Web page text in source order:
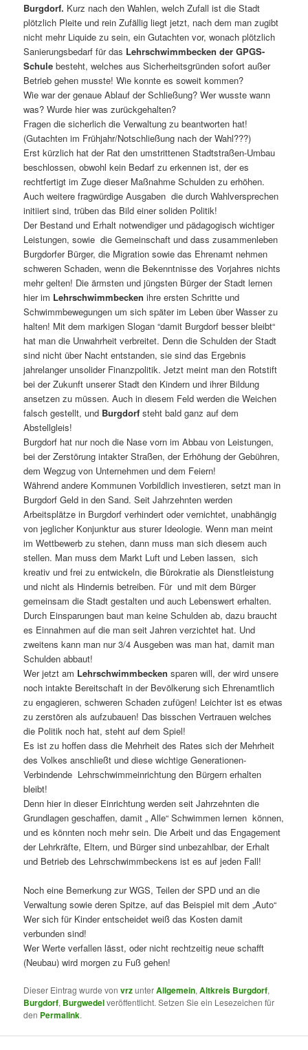
Burgdorf. Kurz nach den Wahlen, welch Zufall ist die Stadt
plötzlich Pleite und rein Zufällig liegt jetzt, nach dem man zugibt
nicht mehr Liquide zu sein, ein Gutachten vor, wonach plötzlich
Sanierungsbedarf für das Lehrschwimmbecken der GPGS-
Schule besteht, welches aus Sicherheitsgründen sofort außer
Betrieb gehen musste! Wie konnte es soweit kommen?
Wie war der genaue Ablauf der Schließung? Wer wusste wann
was? Wurde hier was zurückgehalten?
Fragen die sicherlich die Verwaltung zu beantworten hat!
(Gutachten im Frühjahr/Notschließung nach der Wahl???)
Erst kürzlich hat der Rat den umstrittenen Stadtstraßen-Umbau
beschlossen, obwohl kein Bedarf zu erkennen ist, der es
rechtfertigt im Zuge dieser Maßnahme Schulden zu erhöhen.
Auch weitere fragwürdige Ausgaben die durch Wahlversprechen
initiiert sind, trüben das Bild einer soliden Politik!
Der Bestand und Erhalt notwendiger und pädagogisch wichtiger
Leistungen, sowie die Gemeinschaft und dass zusammenleben
Burgdorfer Bürger, die Migration sowie das Ehrenamt nehmen
schweren Schaden, wenn die Bekenntnisse des Vorjahres nichts
mehr gelten! Die ärmsten und jüngsten Bürger der Stadt lernen
hier im Lehrschwimmbecken ihre ersten Schritte und
Schwimmbewegungen um sich später im Leben über Wasser zu
halten! Mit dem markigen Slogan “damit Burgdorf besser bleibt“
hat man die Unwahrheit verbreitet. Denn die Schulden der Stadt
sind nicht über Nacht entstanden, sie sind das Ergebnis
jahrelanger unsolider Finanzpolitik. Jetzt meint man den Rotstift
bei der Zukunft unserer Stadt den Kindern und ihrer Bildung
ansetzen zu müssen. Auch in diesem Feld werden die Weichen
falsch gestellt, und Burgdorf steht bald ganz auf dem
Abstellgleis!
Burgdorf hat nur noch die Nase vorn im Abbau von Leistungen,
bei der Zerstörung intakter Straßen, der Erhöhung der Gebühren,
dem Wegzug von Unternehmen und dem Feiern!
Während andere Kommunen Vorbildlich investieren, setzt man in
Burgdorf Geld in den Sand. Seit Jahrzehnten werden
Arbeitsplätze in Burgdorf verhindert oder vernichtet, unabhängig
von jeglicher Konjunktur aus sturer Ideologie. Wenn man meint
im Wettbewerb zu stehen, dann muss man sich diesem auch
stellen. Man muss dem Markt Luft und Leben lassen, sich
kreativ und frei zu entwickeln, die Bürokratie als Dienstleistung
und nicht als Hindernis betreiben. Für und mit dem Bürger
gemeinsam die Stadt gestalten und auch Lebenswert erhalten.
Durch Einsparungen baut man keine Schulden ab, dazu braucht
es Einnahmen auf die man seit Jahren verzichtet hat. Und
zweitens kann man nur 3/4 Ausgeben was man hat, damit man
Schulden abbaut!
Wer jetzt am Lehrschwimmbecken sparen will, der wird unsere
noch intakte Bereitschaft in der Bevölkerung sich Ehrenamtlich
zu engagieren, schweren Schaden zufügen! Leichter ist es etwas
zu zerstören als aufzubauen! Das bisschen Vertrauen welches
die Politik noch hat, steht auf dem Spiel!
Es ist zu hoffen dass die Mehrheit des Rates sich der Mehrheit
des Volkes anschließt und diese wichtige Generationen-
Verbindende Lehrschwimmeinrichtung den Bürgern erhalten
bleibt!
Denn hier in dieser Einrichtung werden seit Jahrzehnten die
Grundlagen geschaffen, damit „ Alle“ Schwimmen lernen können,
und es könnten noch mehr sein. Die Arbeit und das Engagement
der Lehrkräfte, Eltern, und Bürger sind unbezahlbar, der Erhalt
und Betrieb des Lehrschwimmbeckens ist es auf jeden Fall!
Noch eine Bemerkung zur WGS, Teilen der SPD und an die
Verwaltung sowie deren Spitze, auf das Beispiel mit dem „Auto“
Wer sich für Kinder entscheidet weiß das Kosten damit
verbunden sind!
Wer Werte verfallen lässt, oder nicht rechtzeitig neue schafft
(Neubau) wird morgen zu Fuß gehen!
Dieser Eintrag wurde vonvrzunterAllgemein,Altkreis Burgdorf,
Burgdorf, Burgwedelveröffentlicht. Setzen Sie ein Lesezeichen für
den Permalink.